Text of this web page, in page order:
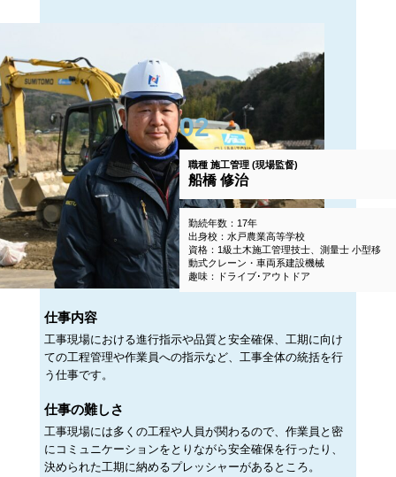
02
職種 施工管理 (現場監督)
船橋 修治
勤続年数：17年
出身校：水戸農業高等学校
資格：1級土木施工管理技士、測量士 小型移
動式クレーン・車両系建設機械
趣味：ドライブ･アウトドア
仕事内容
工事現場における進行指示や品質と安全確保、工期に向け
ての工程管理や作業員への指示など、工事全体の統括を行
う仕事です。
仕事の難しさ
工事現場には多くの工程や人員が関わるので、作業員と密
にコミュニケーションをとりながら安全確保を行ったり、
決められた工期に納めるプレッシャーがあるところ。